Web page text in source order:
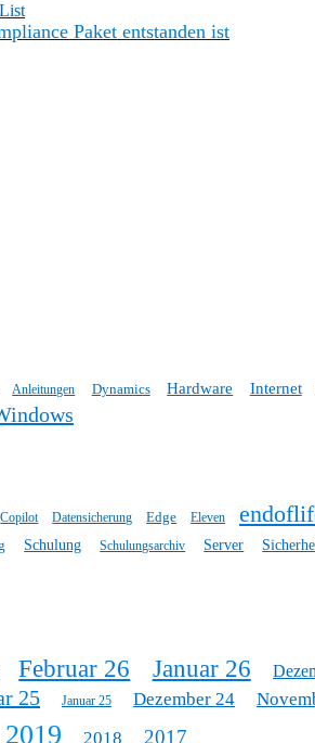
Paket entstanden ist
Anleitungen Dynamics Hardware Internet
Copilot Datensicherung Edge Eleven
Schulung Schulungsarchiv Server
Februar 26 Januar 26
25 Januar 25 Dezember 24
2019 2018 2017